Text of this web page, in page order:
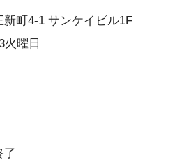
町4-1 サンケイビル1F
火曜日
了